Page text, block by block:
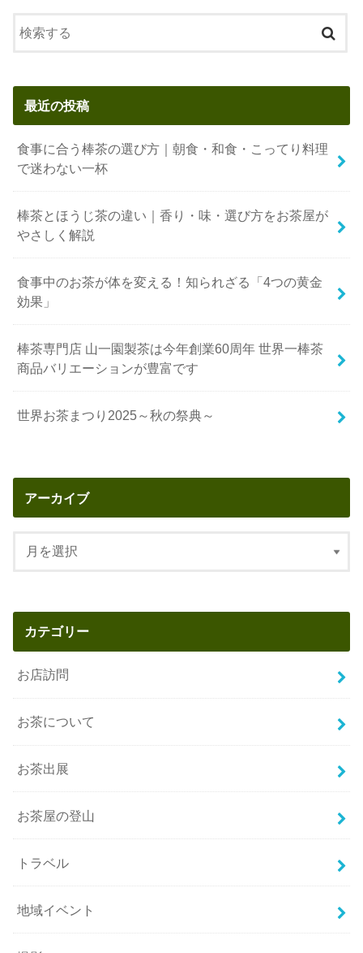
最近の投稿
食事に合う棒茶の選び方｜朝食・和食・こってり料理
で迷わない一杯
棒茶とほうじ茶の違い｜香り・味・選び方をお茶屋が
やさしく解説
食事中のお茶が体を変える！知られざる「4つの黄金
効果」
棒茶専門店 山一園製茶は今年創業60周年 世界一棒茶
商品バリエーションが豊富です
世界お茶まつり2025～秋の祭典～
アーカイブ
カテゴリー
お店訪問
お茶について
お茶出展
お茶屋の登山
トラベル
地域イベント